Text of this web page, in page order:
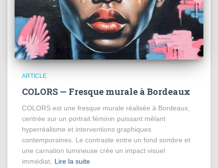
ARTICLE
COLORS — Fresque murale à Bordeaux
COLORS est une fresque murale réalisée à Bordeaux,
centrée sur un portrait féminin puissant mêlant
hyperréalisme et interventions graphiques
contemporaines. Le contraste entre un fond sombre et
une carnation lumineuse crée un impact visuel
immédiat, Lire la suite